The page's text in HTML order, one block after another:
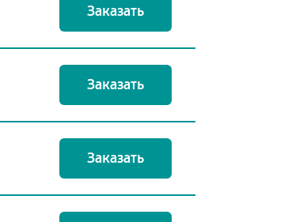
Заказать
Заказать
Заказать